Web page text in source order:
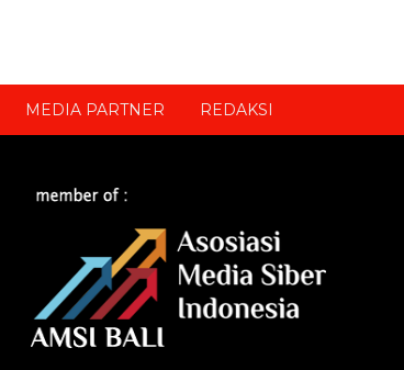
MEDIA PARTNER REDAKSI